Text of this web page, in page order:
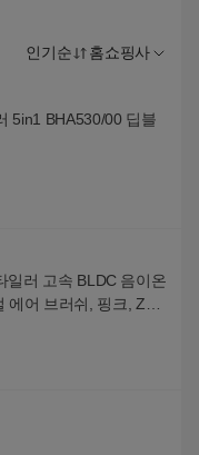
인기순 홈쇼핑사
5in1 BHA530/00 딥블
일러 고속 BLDC 음이온
어 브러쉬, 핑크, ZCY